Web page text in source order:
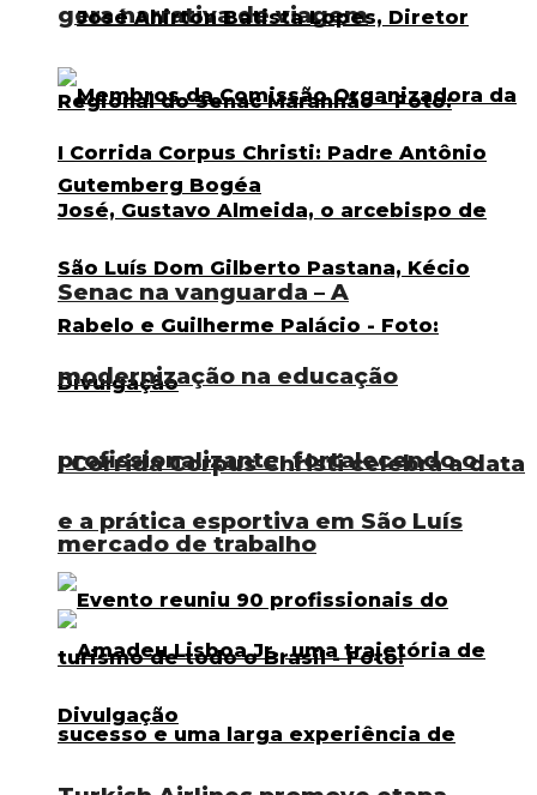
gera narrativa de viagem
I Corrida Corpus Christi celebra a data
e a prática esportiva em São Luís
Senac na vanguarda – A
modernização na educação
profissionalizante, fortalecendo o
mercado de trabalho